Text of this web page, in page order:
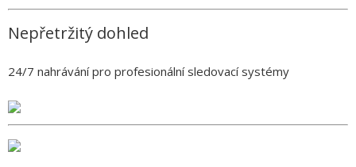
Nepřetržitý dohled
24/7 nahrávání pro profesionální sledovací systémy